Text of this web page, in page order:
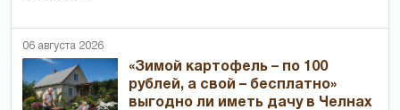
06 августа 2026
«Зимой картофель – по 100
рублей, а свой – бесплатно»
выгодно ли иметь дачу в Челнах